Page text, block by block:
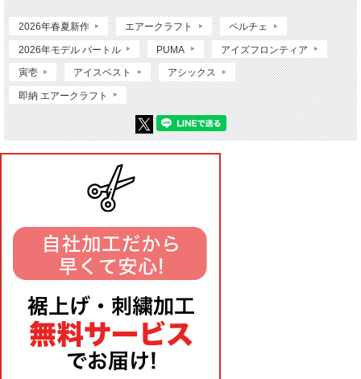
2026年春夏新作 エアークラフト ペルチェ
2026年モデル バートル PUMA アイズフロンティア
寅壱 アイスベスト アシックス
即納 エアークラフト